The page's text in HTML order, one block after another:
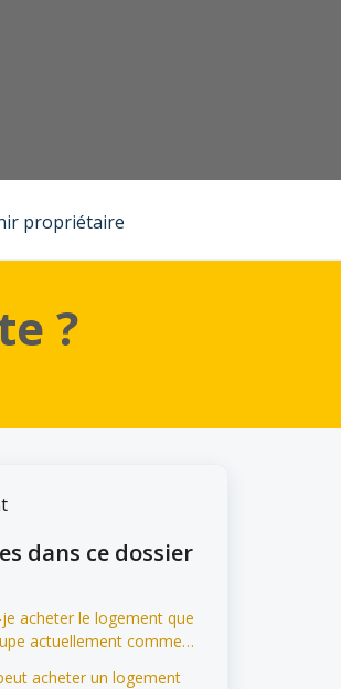
propriétaire
?
dans ce dossier
je acheter le logement que
actuellement comme
acheter un logement